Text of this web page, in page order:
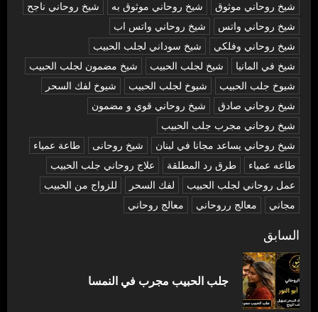
شيخ روحاني موثوق شيخ روحاني موثوق به
شيخ روحاني ناجح
شيخ روحاني واتس
شيخ روحاني واتس اب
شيخ روحاني وفلكي
شيخ سوداني لجلب الحبيب
شيخ في المانيا
شيخ لجلب الحبيب
شيخ مضمون لجلب الحبيب
شيوخ جلب الحبيب
شيوخ لجلب الحبيب
شيوخ لفك السحر
شیخ روحاني صادق
شیخ روحاني قوي و مضمون
شیخ روحاني مجرب جلب الحبيب
شیخ روحاني يساعد مجانا في لبنان
شیخ روحانی
طاعة عمياء
طاعه عمياء
طرق رد المطلقة
علاج روحاني جلب الحبيب
عمل روحاني لجلب الحبيب
لفك السحر
للزواج من الحبيب
مجاني
معالج رروحاني معالج روحاني
تصفّح
المقالات
السابق
جلب الحبيب مجرب في النمسا